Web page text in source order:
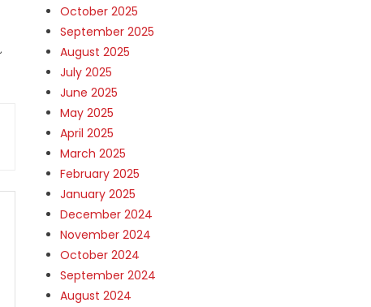
October 2025
September 2025
August 2025
July 2025
June 2025
May 2025
April 2025
March 2025
February 2025
January 2025
December 2024
November 2024
October 2024
September 2024
August 2024